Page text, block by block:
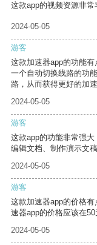
这款app的视频资源非常
2024-05-05
游客
这款加速器app的功能
一个自动切换线路的功
路，从而获得更好的加速
2024-05-05
游客
这款app的功能非常强
编辑文档、制作演示文
2024-05-05
游客
这款加速器app的价格
速器app的价格应该在50
2024-05-05